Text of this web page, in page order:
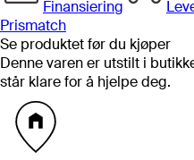
Finansiering
Prismatch
Se produktet før du kjøper
Denne varen er utstilt i
står klare for å hjelpe deg.